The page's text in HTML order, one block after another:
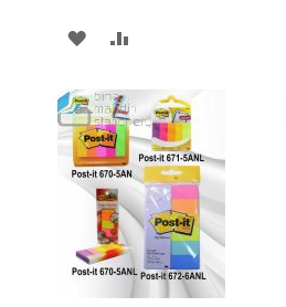
ADD
WISH
LIST
COMPARE